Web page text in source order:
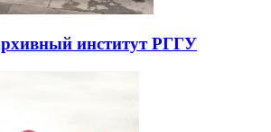
институт РГГУ